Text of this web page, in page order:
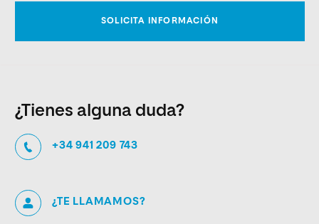
¿Tienes alguna duda?
+34 941 209 743
¿TE LLAMAMOS?